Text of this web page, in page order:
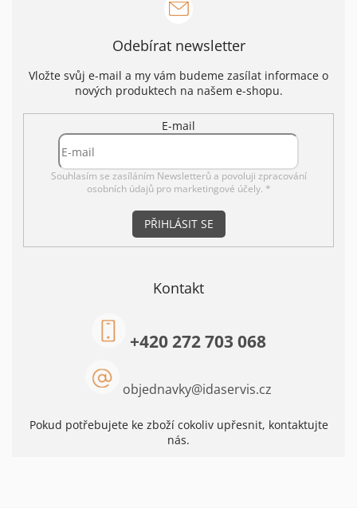
Odebírat newsletter
Vložte svůj e-mail a my vám budeme zasílat informace o
nových produktech na našem e-shopu.
E-mail
Souhlasím se zasíláním Newsletterů a povoluji zpracování
osobních údajů pro marketingové účely. *
PŘIHLÁSIT SE
Kontakt
objednavky@idaservis.cz
+420 272 703 068
Pokud potřebujete ke zboží cokoliv upřesnit, kontaktujte
nás.